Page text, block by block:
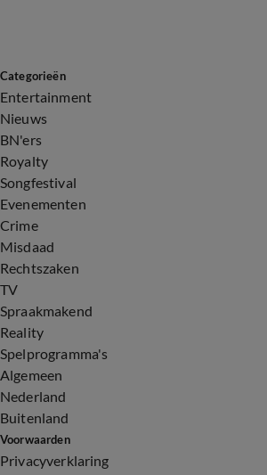
Categorieën
Entertainment
Nieuws
BN'ers
Royalty
Songfestival
Evenementen
Crime
Misdaad
Rechtszaken
TV
Spraakmakend
Reality
Spelprogramma's
Algemeen
Nederland
Buitenland
Voorwaarden
Privacyverklaring